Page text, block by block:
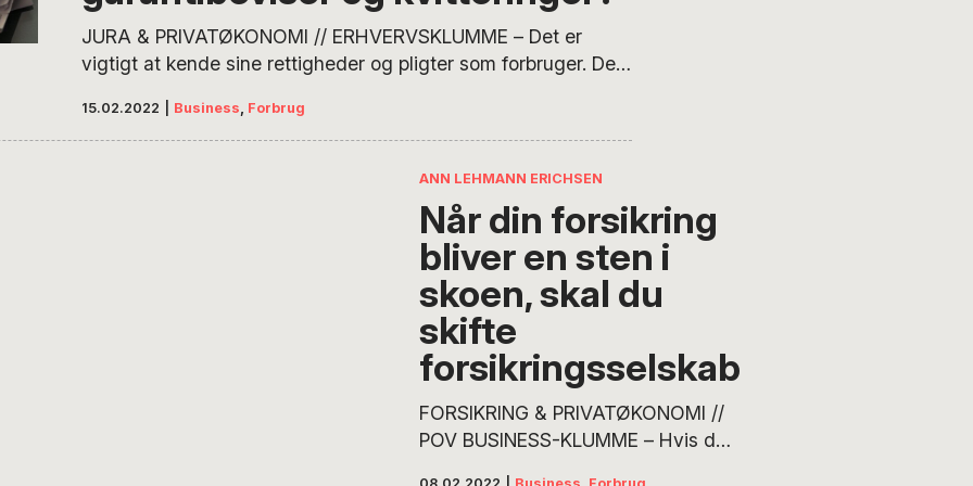
af. Du skal slippe kontrollen
og lære dem at ‘gå’ selv….
JURA & PRIVATØKONOMI // ERHVERVSKLUMME – Det er
vigtigt at kende sine rettigheder og pligter som forbruger. Det
købskvitteringer i årevis. Men det er klogt at gøre –
kvitteringer er deres vægt værd i guld skriver Ann Lehmann
Erichsen, der fortæller, hvordan, du ved at holde…
15.02.2022 Business Forbrug
ANN LEHMANN ERICHSEN
Når din forsikring
bliver en sten i
skoen, skal du
skifte
forsikringsselskab
FORSIKRING & PRIVATØKONOMI //
POV BUSINESS-KLUMME – Hvis du